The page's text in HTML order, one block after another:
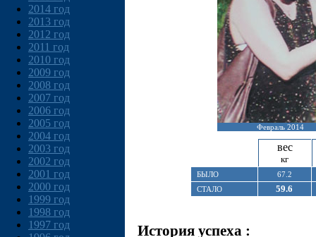
2014 год
2013 год
2012 год
2011 год
2010 год
2009 год
2008 год
2007 год
2006 год
2005 год
2004 год
2003 год
2002 год
2001 год
2000 год
1999 год
1998 год
1997 год
Февраль 2014
вес
кг
БЫЛО
67.2
СТАЛО
59.6
История успеха :